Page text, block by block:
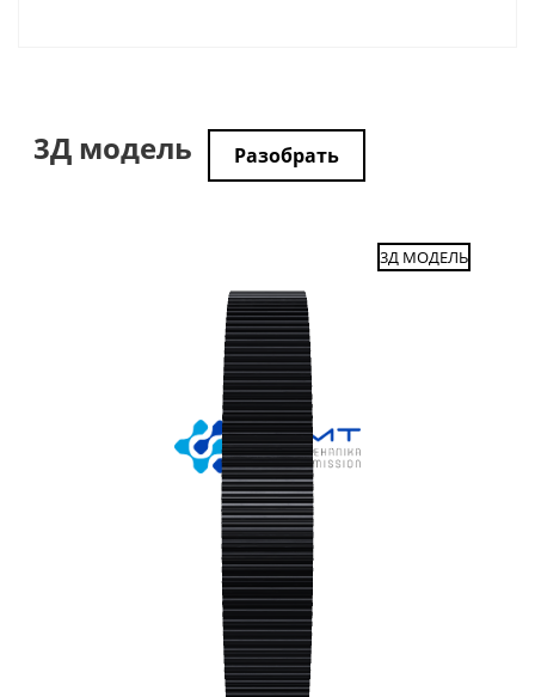
3Д модель Разобрать
3Д МОДЕЛЬ